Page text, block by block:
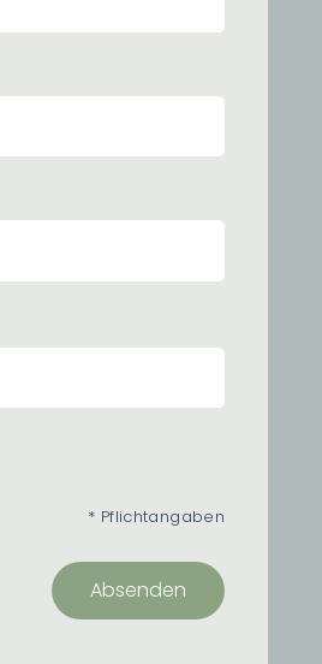
* Pflichtangaben
Absenden